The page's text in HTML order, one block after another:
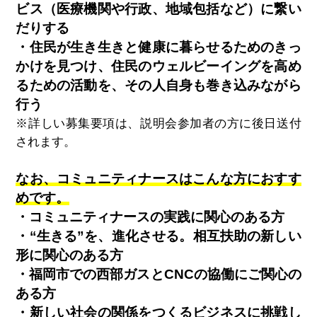
ビス（医療機関や行政、地域包括など）に繋い
だりする
・住民が生き生きと健康に暮らせるためのきっ
かけを見つけ、住民のウェルビーイングを高め
るための活動を、その人自身も巻き込みながら
行う
※詳しい募集要項は、説明会参加者の方に後日送付
されます。
なお、コミュニティナースはこんな方におすす
めです。
・コミュニティナースの実践に関心のある方
・“生きる”を、進化させる。相互扶助の新しい
形に関心のある方
・福岡市での西部ガスとCNCの協働にご関心の
ある方
・新しい社会の関係をつくるビジネスに挑戦し